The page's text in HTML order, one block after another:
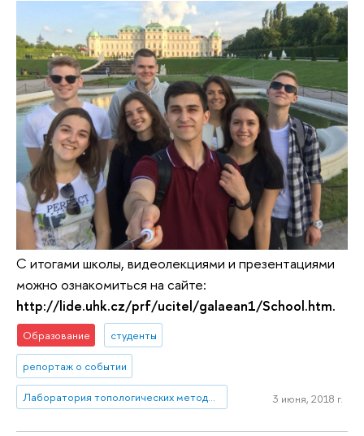
С итогами школы, видеолекциями и презентациями
можно ознакомиться на сайте:
http://lide.uhk.cz/prf/ucitel/galaean1/School.htm.
Образование студенты
репортаж о событии
Лаборатория топологических методов в динамике 3 июня, 2018 г.